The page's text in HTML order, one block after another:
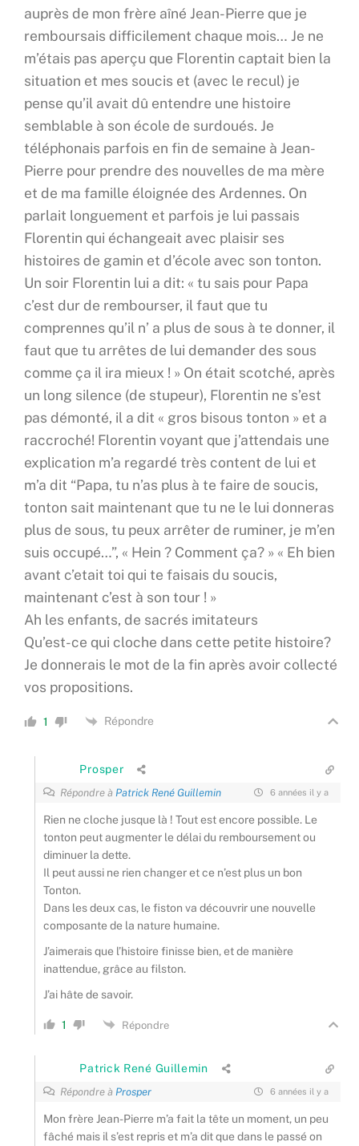
auprès de mon frère aîné Jean-Pierre que je
remboursais difficilement chaque mois… Je ne
m’étais pas aperçu que Florentin captait bien la
situation et mes soucis et (avec le recul) je
pense qu’il avait dû entendre une histoire
semblable à son école de surdoués. Je
téléphonais parfois en fin de semaine à Jean-
Pierre pour prendre des nouvelles de ma mère
et de ma famille éloignée des Ardennes. On
parlait longuement et parfois je lui passais
Florentin qui échangeait avec plaisir ses
histoires de gamin et d’école avec son tonton.
Un soir Florentin lui a dit: « tu sais pour Papa
c’est dur de rembourser, il faut que tu
comprennes qu’il n’ a plus de sous à te donner, il
faut que tu arrêtes de lui demander des sous
comme ça il ira mieux ! » On était scotché, après
un long silence (de stupeur), Florentin ne s’est
pas démonté, il a dit « gros bisous tonton » et a
raccroché! Florentin voyant que j’attendais une
explication m’a regardé très content de lui et
m’a dit “Papa, tu n’as plus à te faire de soucis,
tonton sait maintenant que tu ne le lui donneras
plus de sous, tu peux arrêter de ruminer, je m’en
suis occupé…”, « Hein ? Comment ça? » « Eh bien
avant c’etait toi qui te faisais du soucis,
maintenant c’est à son tour ! »
Ah les enfants, de sacrés imitateurs
Qu’est-ce qui cloche dans cette petite histoire?
Je donnerais le mot de la fin après avoir collecté
vos propositions.
1 Répondre
Prosper
Répondre à Patrick René Guillemin 6 années il y a
Rien ne cloche jusque là ! Tout est encore possible. Le
tonton peut augmenter le délai du remboursement ou
diminuer la dette.
Il peut aussi ne rien changer et ce n’est plus un bon
Tonton.
Dans les deux cas, le fiston va découvrir une nouvelle
composante de la nature humaine.
J’aimerais que l’histoire finisse bien, et de manière
inattendue, grâce au filston.
J’ai hâte de savoir.
1 Répondre
Patrick René Guillemin
Répondre à Prosper 6 années il y a
Mon frère Jean-Pierre m’a fait la tête un moment, un peu
fâché mais il s’est repris et m’a dit que dans le passé on